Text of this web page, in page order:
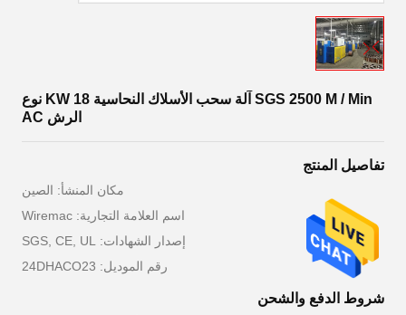
SGS 2500 M / Min آلة سحب الأسلاك النحاسية 18 KW نوع
الرش AC
تفاصيل المنتج
مكان المنشأ: الصين
اسم العلامة التجارية: Wiremac
إصدار الشهادات: SGS, CE, UL
رقم الموديل: 24DHACO23
شروط الدفع والشحن